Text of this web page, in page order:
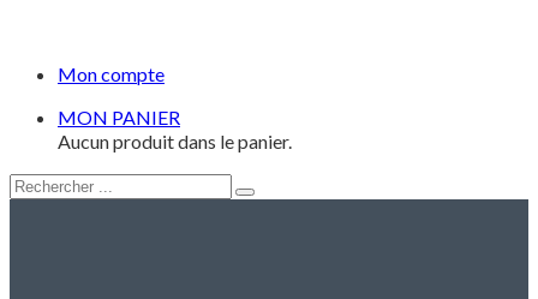
Mon compte
MON PANIER
Aucun produit dans le panier.